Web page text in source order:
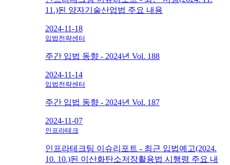
11.)된 양자기술산업법 주요 내용
2024-11-18
입법전략센터
주간 입법 동향 - 2024년 Vol. 188
2024-11-14
입법전략센터
주간 입법 동향 - 2024년 Vol. 187
2024-11-07
인프라테크
인프라테크팀 이슈리포트 - 최근 입법예고(2024.
10. 10.)된 이산화탄소저장활용법 시행령 주요 내